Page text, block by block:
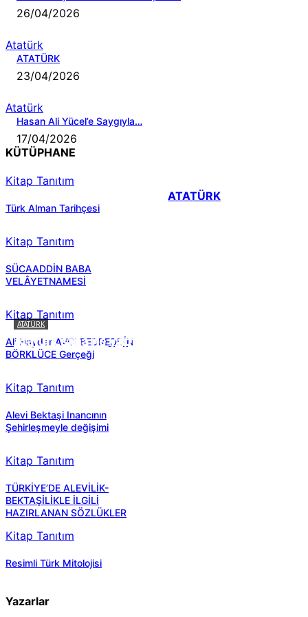
26/04/2026
Atatürk
ATATÜRK
23/04/2026
Atatürk
Hasan Ali Yücel’e Saygıyla…
17/04/2026
KÜTÜPHANE
Kitap Tanıtım
Türk Alman Tarihçesi
Kitap Tanıtım
SÜCAADDİN BABA
VELÂYETNAMESİ
Kitap Tanıtım
Ali Haydar AVCI BEDREDDİN
BÖRKLÜCE Gerçeği
Kitap Tanıtım
Alevi Bektaşi Inancının
Şehirleşmeyle değişimi
Kitap Tanıtım
TÜRKİYE’DE ALEVİLİK-
BEKTAŞİLİKLE İLGİLİ
HAZIRLANAN SÖZLÜKLER
Kitap Tanıtım
Resimli Türk Mitolojisi
ATATÜRK
ATATÜRK
Atatürk sana ne yaptı?
Yazarlar